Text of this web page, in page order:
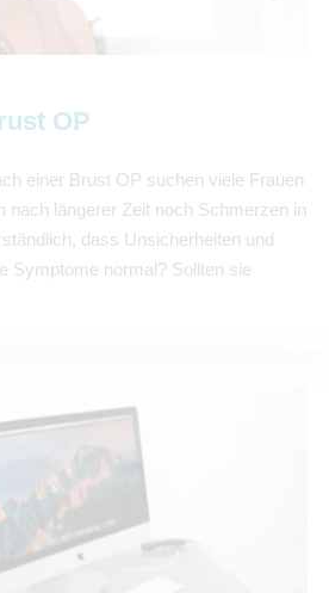
OP
einer Brust OP suchen viele Frauen
nach längerer Zeit noch Schmerzen in
dass Unsicherheiten und
Symptome normal? Sollten sie